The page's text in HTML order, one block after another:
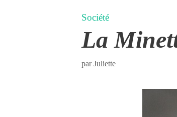
Société
La
parJuliette